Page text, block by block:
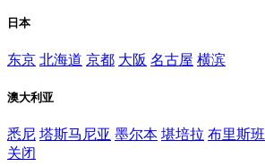
日本
东京 北海道 京都 大阪 名古屋 横滨
澳大利亚
悉尼 塔斯马尼亚 墨尔本 堪培拉 布里斯班
关闭